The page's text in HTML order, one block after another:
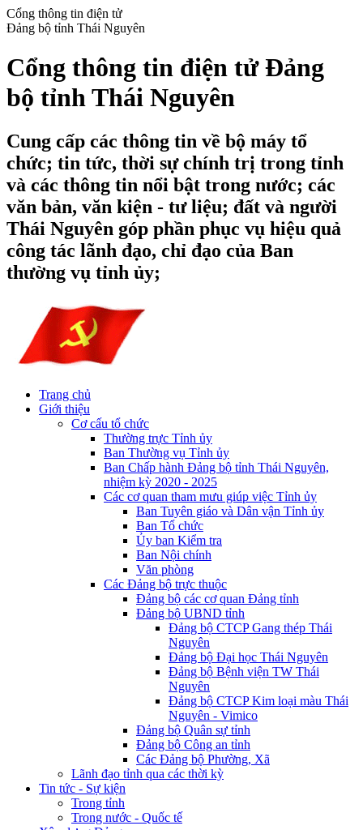
Cổng thông tin điện tử
Đảng bộ tỉnh Thái Nguyên
Cổng thông tin điện tử Đảng
bộ tỉnh Thái Nguyên
Cung cấp các thông tin về bộ máy tổ
chức; tin tức, thời sự chính trị trong tỉnh
và các thông tin nổi bật trong nước; các
văn bản, văn kiện - tư liệu; đất và người
Thái Nguyên góp phần phục vụ hiệu quả
công tác lãnh đạo, chỉ đạo của Ban
thường vụ tỉnh ủy;
Trang chủ
Giới thiệu
Cơ cấu tổ chức
Thường trực Tỉnh ủy
Ban Thường vụ Tỉnh ủy
Ban Chấp hành Đảng bộ tỉnh Thái Nguyên,
nhiệm kỳ 2020 - 2025
Các cơ quan tham mưu giúp việc Tỉnh ủy
Ban Tuyên giáo và Dân vận Tỉnh ủy
Ban Tổ chức
Ủy ban Kiểm tra
Ban Nội chính
Văn phòng
Các Đảng bộ trực thuộc
Đảng bộ các cơ quan Đảng tỉnh
Đảng bộ UBND tỉnh
Đảng bộ CTCP Gang thép Thái
Nguyên
Đảng bộ Đại học Thái Nguyên
Đảng bộ Bệnh viện TW Thái
Nguyên
Đảng bộ CTCP Kim loại màu Thái
Nguyên - Vimico
Đảng bộ Quân sự tỉnh
Đảng bộ Công an tỉnh
Các Đảng bộ Phường, Xã
Lãnh đạo tỉnh qua các thời kỳ
Tin tức - Sự kiện
Trong tỉnh
Trong nước - Quốc tế